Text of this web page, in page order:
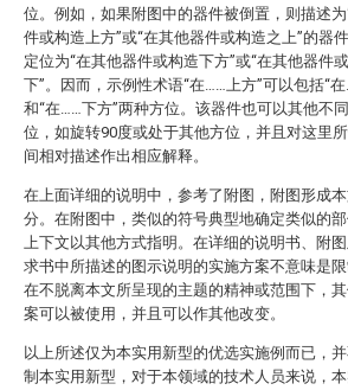
位。例如，如果附图中的器件被倒置，则描述为
件或构造上方”或“在其他器件或构造之上”的器
定位为“在其他器件或构造下方”或“在其他器件
下”。因而，示例性术语“在……上方”可以包括“
和“在……下方”两种方位。该器件也可以其他不
位，如旋转90度或处于其他方位，并且对这里
间相对描述作出相应解释。
在上面详细的说明中，参考了附图，附图形成
分。在附图中，类似的符号典型地确定类似的
上下文以其他方式指明。在详细的说明书、附
求书中所描述的图示说明的实施方案不意味是限
在不脱离本文所呈现的主题的精神或范围下，
案可以被使用，并且可以作其他改变。
以上所述仅为本实用新型的优选实施例而已，
制本实用新型，对于本领域的技术人员来说，